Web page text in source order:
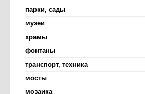
парки, сады
музеи
храмы
фонтаны
транспорт, техника
мосты
мозаика